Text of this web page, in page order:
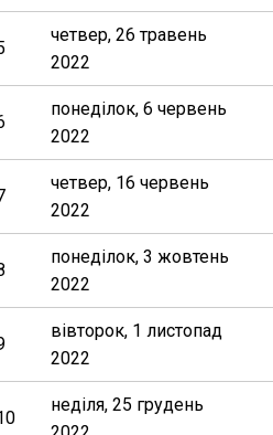
четвер, 26 травень
2022
понеділок, 6 червень
2022
четвер, 16 червень
2022
понеділок, 3 жовтень
2022
вівторок, 1 листопад
2022
неділя, 25 грудень